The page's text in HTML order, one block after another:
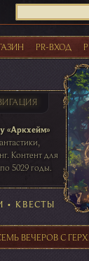
PR-ВХОД
«Аркхейм»
Контент для
5029 годы.
24 ПОСТОВ
• КВЕСТЫ
ВЕЧЕРОВ С